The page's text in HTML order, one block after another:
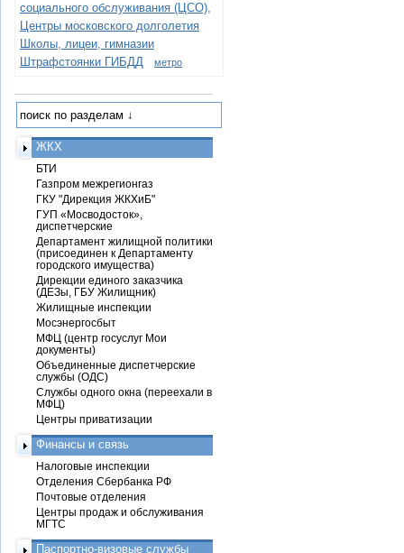
социального обслуживания (ЦСО),
Центры московского долголетия
Школы, лицеи, гимназии
Штрафстоянки ГИБДД
метро
ЖКХ
БТИ
Газпром межрегионгаз
ГКУ "Дирекция ЖКХиБ"
ГУП «Мосводосток»,
диспетчерские
Департамент жилищной политики
(присоединен к Департаменту
городского имущества)
Дирекции единого заказчика
(ДЕЗы, ГБУ Жилищник)
Жилищные инспекции
Мосэнергосбыт
МФЦ (центр госуслуг Мои
документы)
Объединенные диспетчерские
службы (ОДС)
Службы одного окна (переехали в
МФЦ)
Центры приватизации
Финансы и связь
Налоговые инспекции
Отделения Сбербанка РФ
Почтовые отделения
Центры продаж и обслуживания
МГТС
Паспортно-визовые службы